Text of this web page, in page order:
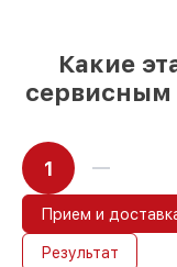
Какие
сервисным
1
Прием и
Результат